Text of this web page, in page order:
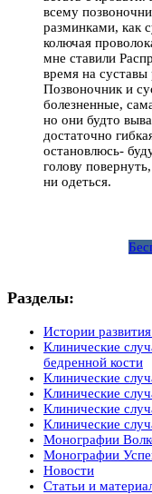
всему
разминками, как
колючая
мне ставили
время на
Позвоночник и
болезненные,
но они будто
достаточно
остановлюсь-
голову
ни одеться.
Разделы:
Истории
Клинические
бедренной кости
Клинические
Клинические
Клинические
Клинические
Монографии
Монографии
Новости
Статьи и